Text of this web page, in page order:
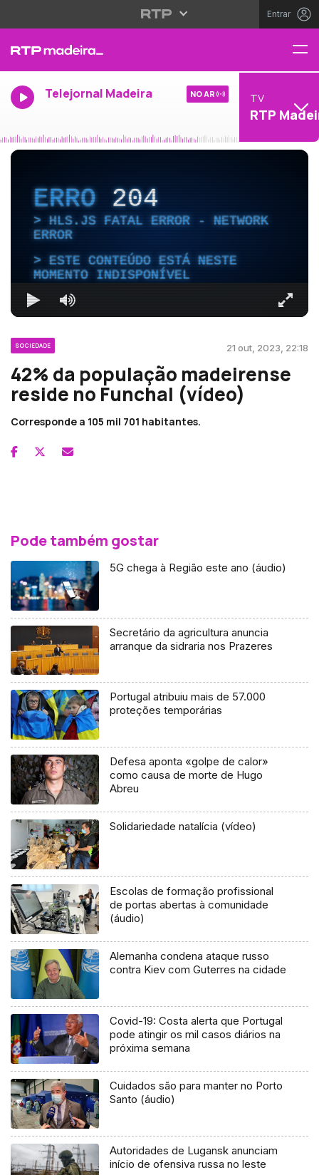
Entrar
Telejornal Madeira NO AR TV
RTP
ERRO204
HLS.JS FATAL ERROR - NETWORK
ERROR
ESTE CONTEÚDO ESTÁ NESTE
MOMENTO INDISPONÍVEL
SOCIEDADE 21 out, 2023, 22:18
42% da população madeirense
reside no Funchal (vídeo)
Corresponde a 105 mil 701 habitantes.
Pode também gostar
5G chega à Região este ano (áudio)
Secretário da agricultura anuncia
arranque da sidraria nos Prazeres
Portugal atribuiu mais de 57.000
proteções temporárias
Defesa aponta «golpe de calor»
como causa de morte de Hugo
Abreu
Solidariedade natalícia (vídeo)
Escolas de formação profissional
de portas abertas à comunidade
(áudio)
Alemanha condena ataque russo
contra Kiev com Guterres na cidade
Covid-19: Costa alerta que Portugal
pode atingir os mil casos diários na
próxima semana
Cuidados são para manter no Porto
Santo (áudio)
Autoridades de Lugansk anunciam
início de ofensiva russa no leste